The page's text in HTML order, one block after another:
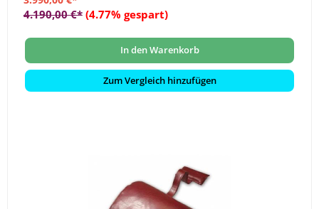
4.190,00 €* (4.77% gespart)
In den Warenkorb
Zum Vergleich hinzufügen